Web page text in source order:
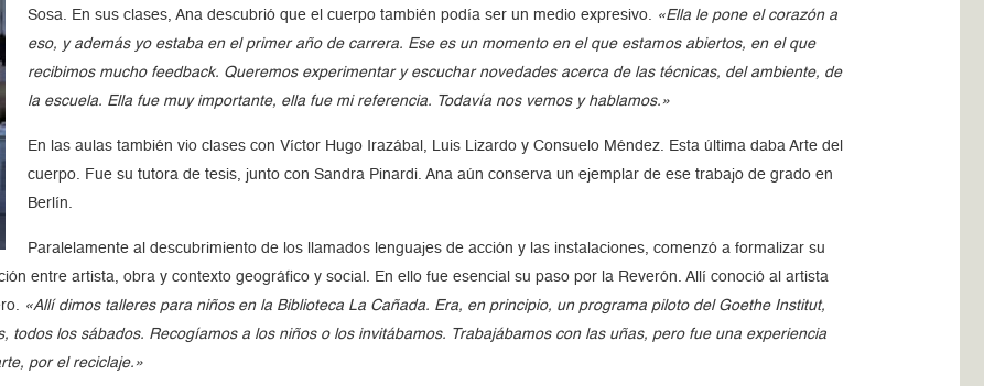
Sosa. En sus clases, Ana descubrió que el cuerpo también podía ser un medio expresivo.
«Ella le pone el corazón a
eso, y además yo estaba en el primer año de carrera. Ese es un momento en el que estamos abiertos, en el que
recibimos mucho feedback. Queremos experimentar y escuchar novedades acerca de las técnicas, del ambiente, de
la escuela. Ella fue muy importante, ella fue mi referencia. Todavía nos vemos y hablamos.»
En las aulas también vio clases con Víctor Hugo Irazábal, Luis Lizardo y Consuelo Méndez. Esta última daba Arte del
cuerpo. Fue su tutora de tesis, junto con Sandra Pinardi. Ana aún conserva un ejemplar de ese trabajo de grado en
Berlín.
Paralelamente al descubrimiento de los llamados lenguajes de acción y las instalaciones, comenzó a formalizar su
entre artista, obra y contexto geográfico y social. En ello fue esencial su paso por la Reverón. Allí conoció al artista
«Allí dimos talleres para niños en la Biblioteca La Cañada. Era, en principio, un programa piloto del Goethe Institut,
todos los sábados. Recogíamos a los niños o los invitábamos. Trabajábamos con las uñas, pero fue una experiencia
por el reciclaje.»